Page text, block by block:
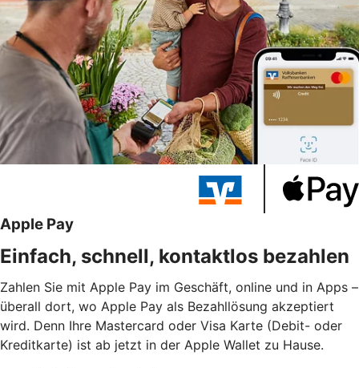
Apple Pay
Einfach, schnell, kontaktlos bezahlen
Zahlen Sie mit Apple Pay im Geschäft, online und in Apps –
überall dort, wo Apple Pay als Bezahllösung akzeptiert
wird. Denn Ihre Mastercard oder Visa Karte (Debit- oder
Kreditkarte) ist ab jetzt in der Apple Wallet zu Hause.